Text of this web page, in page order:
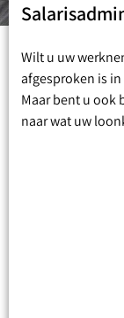
Wilt u uw
afgesproken is
Maar bent u ook
naar wat uw